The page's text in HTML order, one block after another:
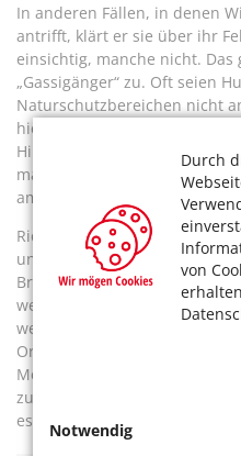
Durch
von
Notwendig
In anderen Fällen, in denen
antrifft, klärt er sie über ihr
einsichtig, manche nicht.
„Gassigänger“ zu. Oft seien
Naturschutzbereichen nicht
hierdurch massiv gestört und
Hinweise reagierten
manchmal sogar aggressiv,
amtlichen Ausweis.
Richtig gefährlich ist, was
und trockenen
Brandgefahr Lagerfeuer
werden. „Meine Hinweise auf
werden in der Regel
Ordnungsamt helfe. Witt
Menschen dazu bewegen
zu achten. „Die Natur ist ein
es nicht so schwer, sie zu